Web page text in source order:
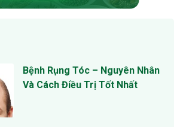
Bệnh Rụng Tóc – Nguyên Nhân
Và Cách Điều Trị Tốt Nhất